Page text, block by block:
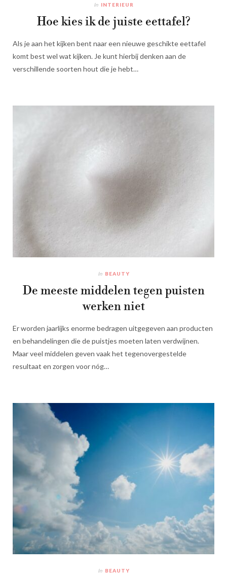
In INTERIEUR
Hoe kies ik de juiste eettafel?
Als je aan het kijken bent naar een nieuwe geschikte eettafel
komt best wel wat kijken. Je kunt hierbij denken aan de
verschillende soorten hout die je hebt…
In BEAUTY
De meeste middelen tegen puisten
werken niet
Er worden jaarlijks enorme bedragen uitgegeven aan producten
en behandelingen die de puistjes moeten laten verdwijnen.
Maar veel middelen geven vaak het tegenovergestelde
resultaat en zorgen voor nóg…
In BEAUTY